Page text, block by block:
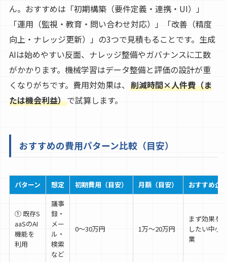
ん。おすすめは「初期構築（要件定義・連携・UI）」
「運用（監視・教育・問い合わせ対応）」「改善（精度
向上・ナレッジ更新）」の3つで見積もることです。生成
AIは始めやすい反面、ナレッジ整備やガバナンスに工数
がかかります。機械学習はデータ整備と評価の設計が重
くなりがちです。費用対効果は、 削減時間×人件費（ま
たは機会利益）で試算します。
おすすめの費用パターン比較（目安）
パターン 想定 初期費用（目安） 月額（目安） おすすめ企
① 既存S
aaSのAI
機能を
利用
議事
録・
メー
ル・
検索
など
0〜30万円 1万〜20万円
まず効果を
したい中小
業